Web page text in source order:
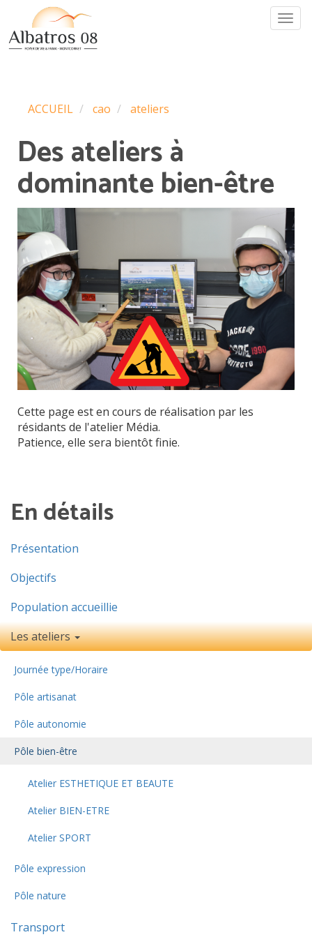
contenu
principal
ACCUEIL cao ateliers
Des ateliers à
dominante bien-être
Cette page est en cours de réalisation par les
résidants de l'atelier Média.
Patience, elle sera bientôt finie.
En détails
Présentation
Objectifs
Population accueillie
Les ateliers
Journée type/Horaire
Pôle artisanat
Pôle autonomie
Pôle bien-être
Atelier ESTHETIQUE ET BEAUTE
Atelier BIEN-ETRE
Atelier SPORT
Pôle expression
Pôle nature
Transport